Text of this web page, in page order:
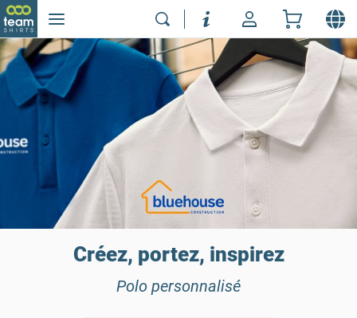
Créez, portez, inspirez
Polo personnalisé